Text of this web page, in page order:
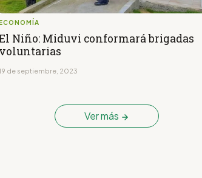
ECONOMÍA
Niño: Miduvi conformará brigadas
voluntarias
de septiembre, 2023
Ver más